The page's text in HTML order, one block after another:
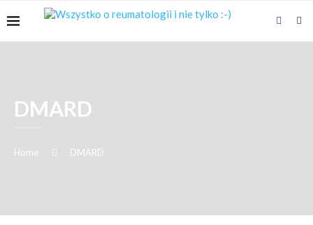
DMARD
Home DMARD